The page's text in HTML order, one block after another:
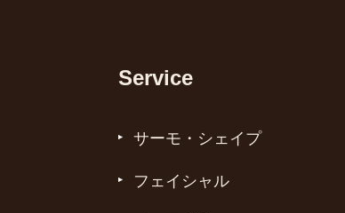
Service
サーモ・シェイプ
フェイシャル